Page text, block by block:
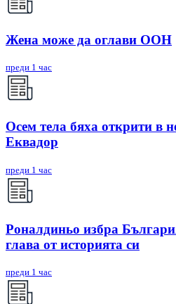
Жена може да оглави ООН
преди 1 час
Осем тела бяха открити в
Еквадор
преди 1 час
Роналдиньо избра
глава от историята си
преди 1 час